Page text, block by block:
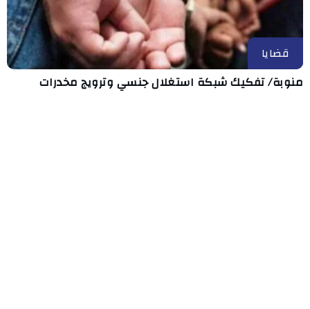
قضايا
منوبة/ تفكيك شبكة استغلال جنسي وترويج مخدرات